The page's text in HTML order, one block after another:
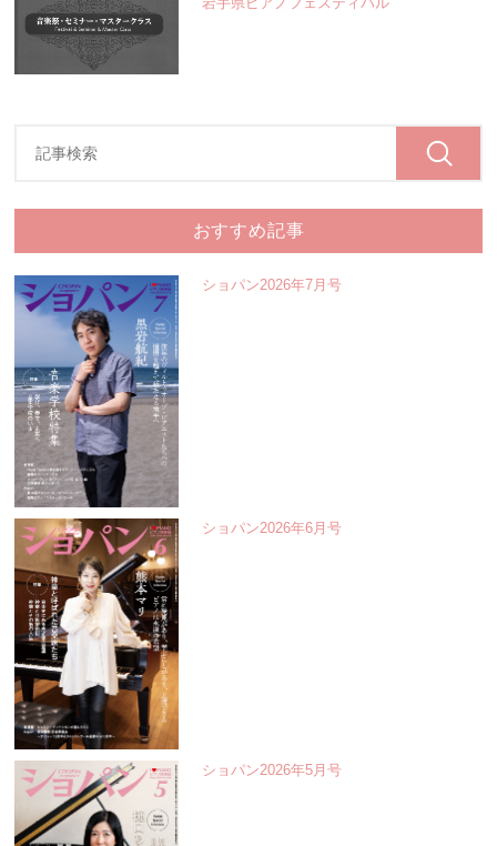
おすすめ記事
ショパン2026年7月号
ショパン2026年6月号
ショパン2026年5月号